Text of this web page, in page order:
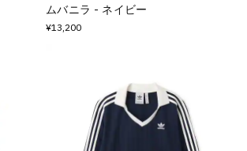
ムバニラ - ネイビー
¥13,200